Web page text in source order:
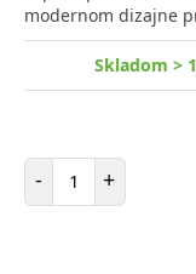
modernom dizajne
Skladom >
- Počet položiek
+